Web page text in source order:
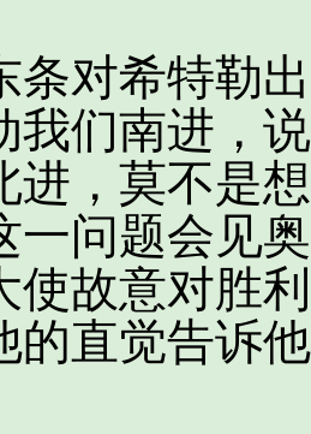
希特勒出
我们南进，
进，莫不是
一问题会见
使故意对胜
的直觉告诉